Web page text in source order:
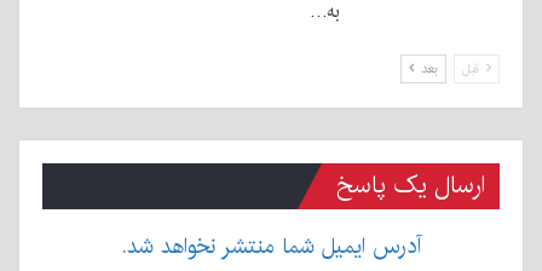
به…
قبل بعد
ارسال یک پاسخ
آدرس ایمیل شما منتشر نخواهد شد.